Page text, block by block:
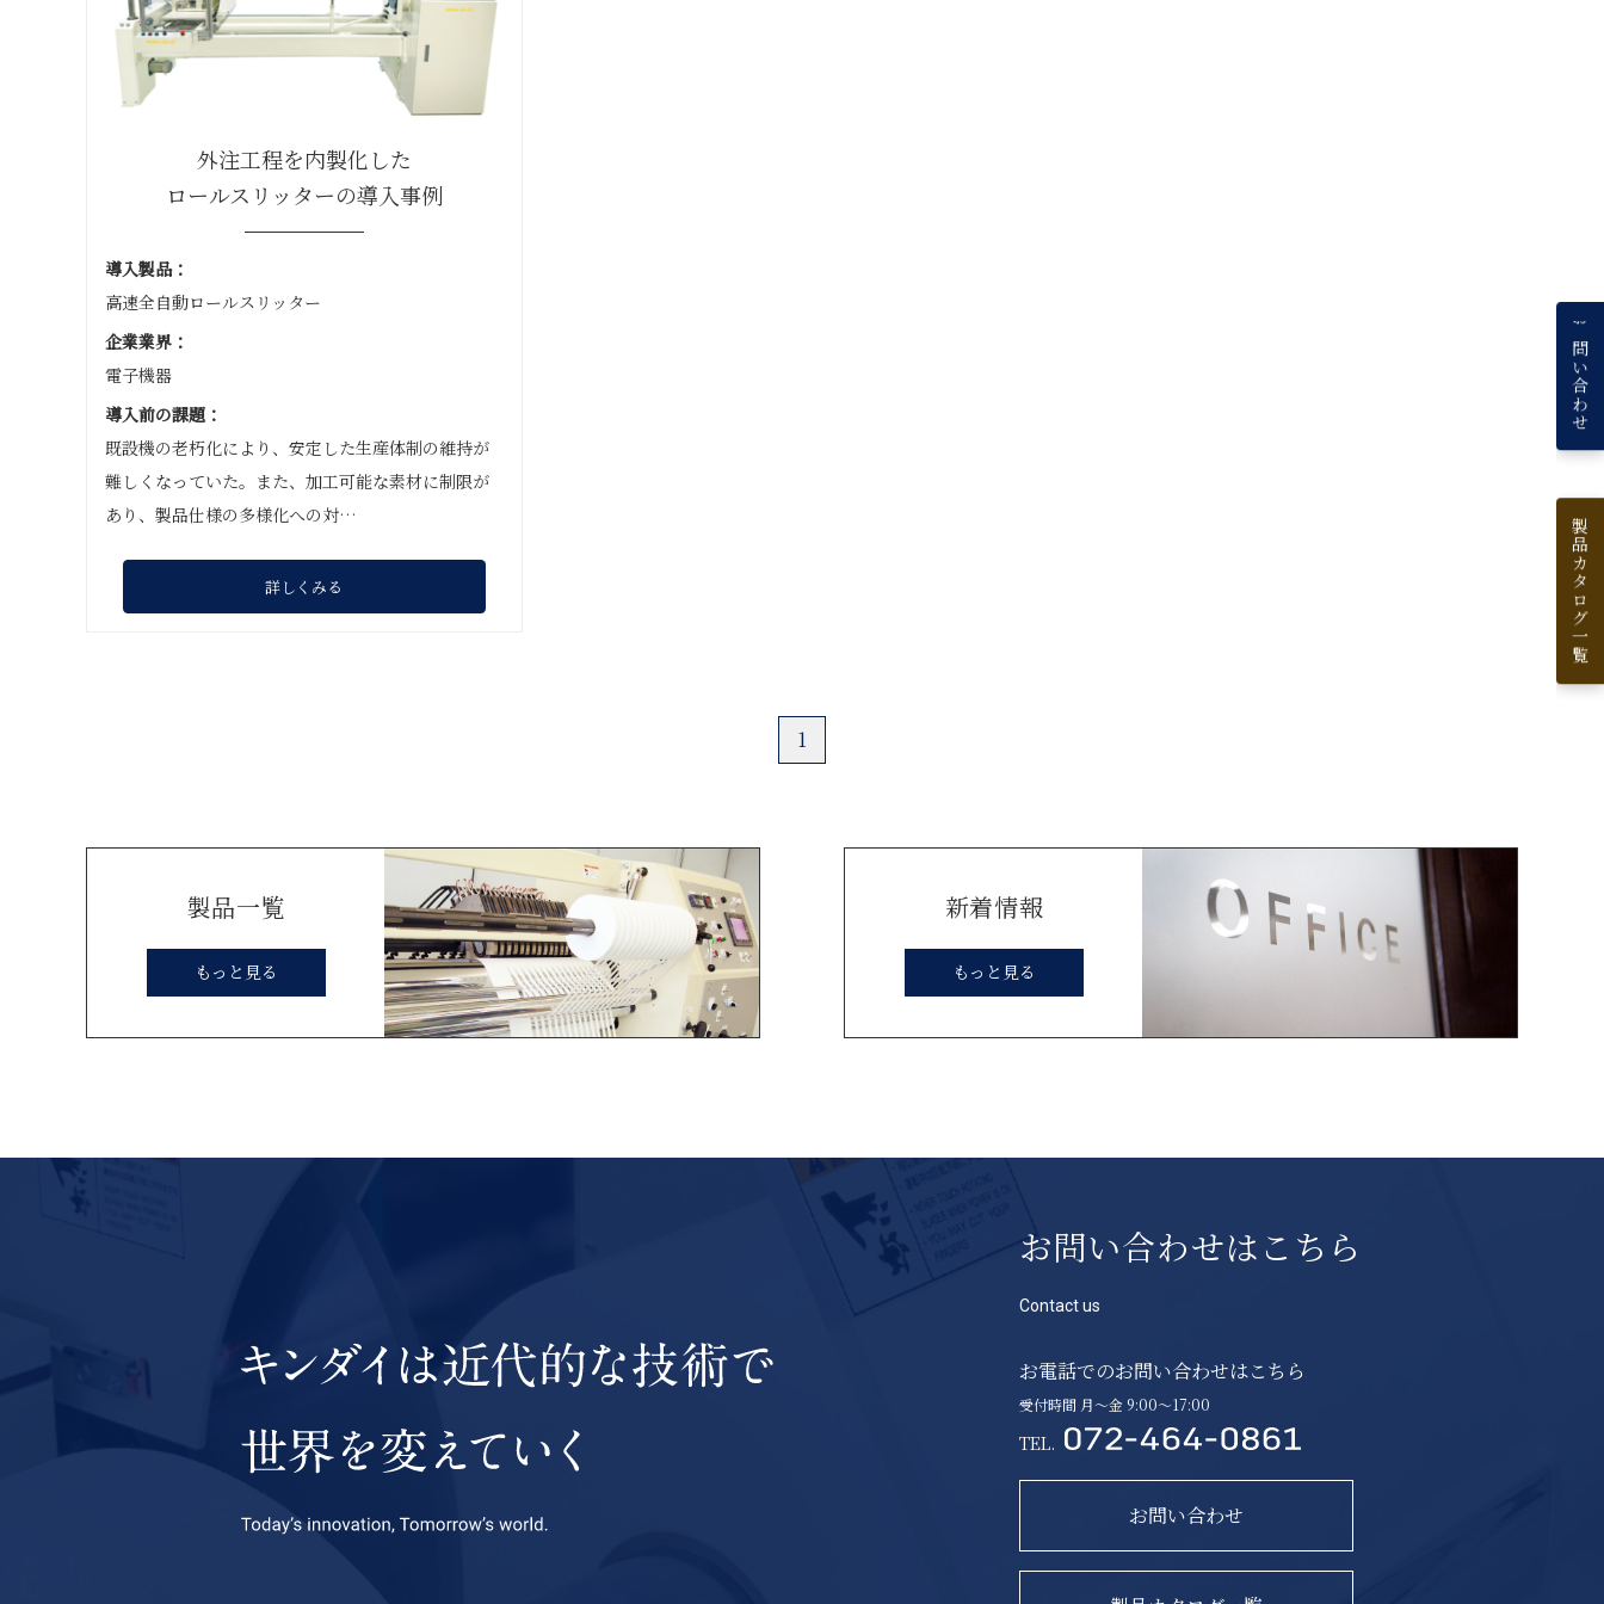
お問い合わせ
製品カタログ一覧
外注工程を内製化した
ロールスリッターの導入事例
導入製品：
高速全自動ロールスリッター
企業業界：
電子機器
導入前の課題：
既設機の老朽化により、安定した生産体制の維持が
難しくなっていた。また、加工可能な素材に制限が
あり、製品仕様の多様化への対…
詳しくみる
1
製品一覧
もっと見る
新着情報
もっと見る
お問い合わせはこちら
Contact us
お電話でのお問い合わせはこちら
受付時間 月〜金 9:00〜17:00
TEL.
お問い合わせ